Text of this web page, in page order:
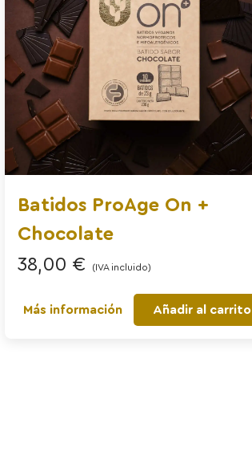
Batidos ProAge On +
Chocolate
38,00 € (IVA incluido)
Más información Añadir al carrito